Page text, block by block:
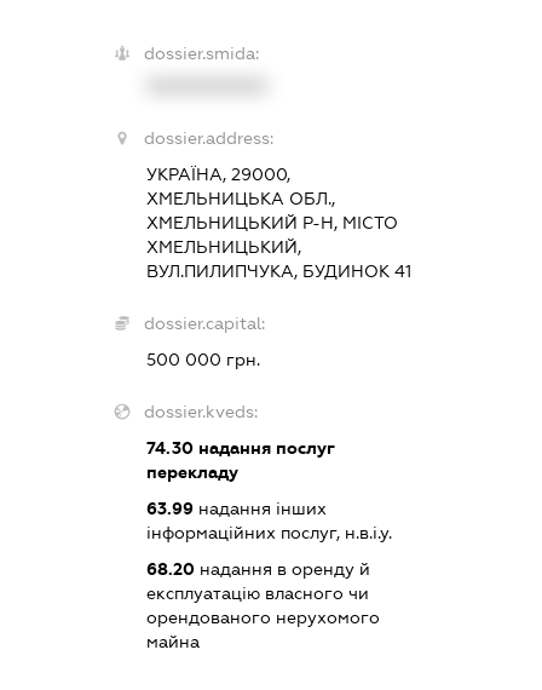
dossier.smida:
dossier.address:
УКРАЇНА, 29000,
ХМЕЛЬНИЦЬКА ОБЛ.,
ХМЕЛЬНИЦЬКИЙ Р-Н, МІСТО
ХМЕЛЬНИЦЬКИЙ,
ВУЛ.ПИЛИПЧУКА, БУДИНОК 41
dossier.capital:
500 000 грн.
dossier.kveds:
74.30надання послуг
перекладу
63.99надання інших
інформаційних послуг, н.в.і.у.
68.20надання в оренду й
експлуатацію власного чи
орендованого нерухомого
майна